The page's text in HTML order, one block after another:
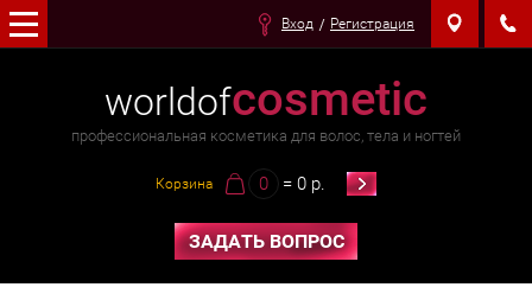
Корзина 0 = 0 р.
worldofcosmetic
профессиональная косметика для волос, тела и ногтей
ЗАДАТЬ ВОПРОС
Вход Регистрация